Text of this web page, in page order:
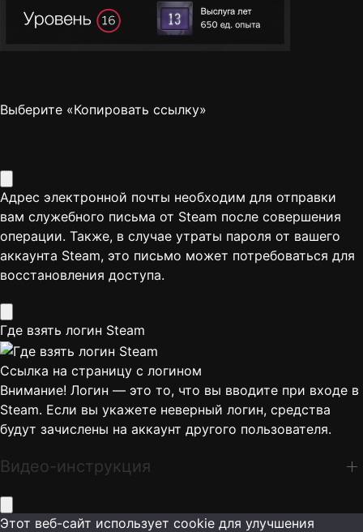
Выберите «Копировать ссылку»
Адрес электронной почты необходим для отправки
вам служебного письма от Steam после совершения
операции. Также, в случае утраты пароля от вашего
аккаунта Steam, это письмо может потребоваться для
восстановления доступа.
Где взять логин Steam
Ссылка на страницу с логином
Внимание! Логин — это то, что вы вводите при входе в
Steam. Если вы укажете неверный логин, средства
будут зачислены на аккаунт другого пользователя.
Видео-инструкция
Этот веб-сайт использует cookie для улучшения